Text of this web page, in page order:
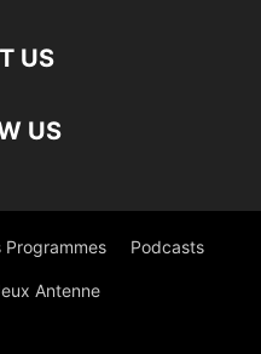
US
US
Programmes Podcasts
Antenne